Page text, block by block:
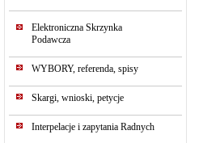
Elektroniczna Skrzynka
Podawcza
WYBORY, referenda, spisy
Skargi, wnioski, petycje
Interpelacje i zapytania Radnych